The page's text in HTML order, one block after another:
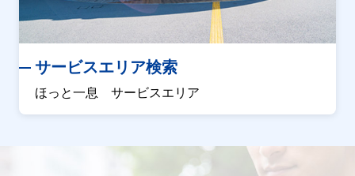
サービスエリア検索
ほっと一息 サービスエリア